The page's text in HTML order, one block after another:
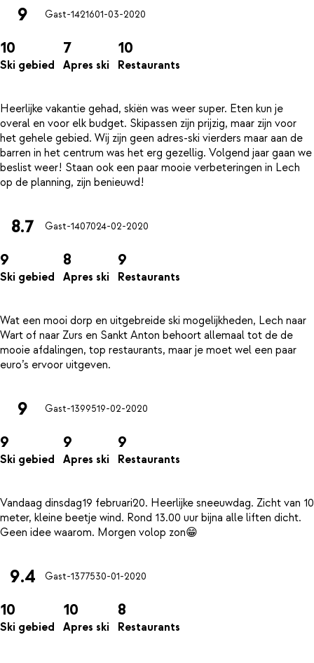
9 Gast-1421601-03-2020
10
Ski gebied
7
Apres ski
10
Restaurants
Heerlijke vakantie gehad, skiën was weer super. Eten kun je
overal en voor elk budget. Skipassen zijn prijzig, maar zijn voor
het gehele gebied. Wij zijn geen adres-ski vierders maar aan de
barren in het centrum was het erg gezellig. Volgend jaar gaan we
beslist weer! Staan ook een paar mooie verbeteringen in Lech
8.7 Gast-1407024-02-2020
9
Ski gebied
8
Apres ski
9
Restaurants
Wat een mooi dorp en uitgebreide ski mogelijkheden, Lech naar
Wart of naar Zurs en Sankt Anton behoort allemaal tot de de
mooie afdalingen, top restaurants, maar je moet wel een paar
9 Gast-1399519-02-2020
9
Ski gebied
9
Apres ski
9
Restaurants
Vandaag dinsdag19 februari20. Heerlijke sneeuwdag. Zicht van 10
meter, kleine beetje wind. Rond 13.00 uur bijna alle liften dicht.
9.4 Gast-1377530-01-2020
10
Ski gebied
10
Apres ski
8
Restaurants